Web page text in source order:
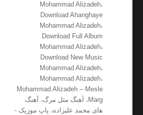
Mohammad Alizadeh،
Download Ahanghaye
Mohammad Alizadeh،
Download Full Album
Mohammad Alizadeh،
Download New Music
Mohammad Alizadeh،
Mohammad Alizadeh،
Mohammad Alizadeh – Mesle
Marg ، آهنگ مثل مرگ،
آهنگ
های محمد علیزاده، پاپ موزیک -